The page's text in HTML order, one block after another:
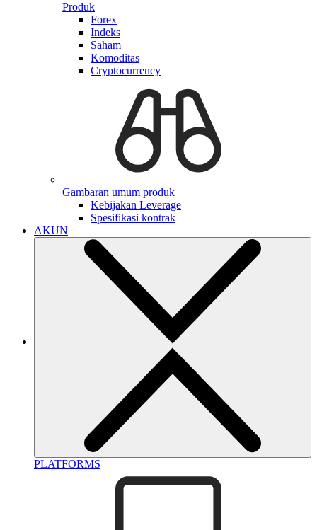
Produk
Forex
Indeks
Saham
Komoditas
Cryptocurrency
Gambaran umum produk
Kebijakan Leverage
Spesifikasi kontrak
AKUN
PLATFORMS